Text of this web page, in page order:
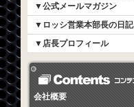
▼公式メールマガジン
▼ロッシ営業本部長の日記
▼店長プロフィール
会社概要